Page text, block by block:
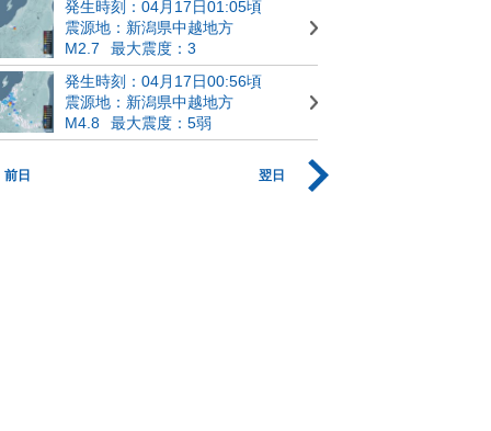
発生時刻：04月17日01:05頃
震源地：新潟県中越地方
M2.7
最大震度：3
発生時刻：04月17日00:56頃
震源地：新潟県中越地方
M4.8
最大震度：5弱
前日 翌日